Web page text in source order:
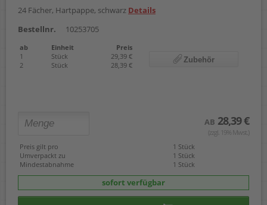
24 Fächer, Hartpappe, schwarz Details
Bestellnr.
10253705
ab Einheit
Preis
1
Stück
29,39 €
2
Stück 28,39 €
Zubehör
AB 28,39 €
(zzgl. 19% Mwst.)
Preis gilt pro
1 Stück
Umverpackt zu
1 Stück
Mindestabnahme
1 Stück
sofort verfügbar